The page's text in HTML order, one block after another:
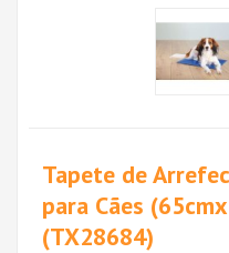
Tapete de
para Cães
(TX28684)